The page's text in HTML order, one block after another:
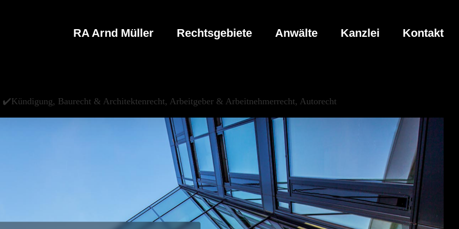
RA Arnd Müller Rechtsgebiete Anwälte Kanzlei Kontakt
Baurecht & Architektenrecht, Arbeitgeber & Arbeitnehmerrecht, Autorecht